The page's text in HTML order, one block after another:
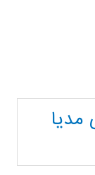
مدیا